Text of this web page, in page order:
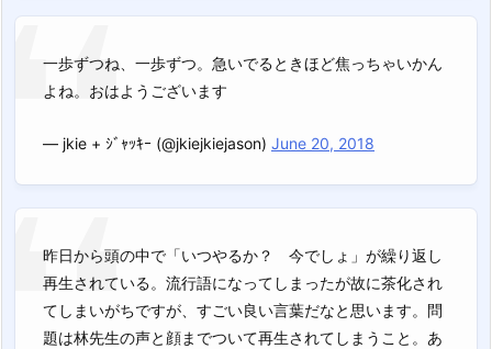
一歩ずつね、一歩ずつ。急いでるときほど焦っちゃいかん
よね。おはようございます
— jkie + ｼﾞｬｯｷｰ (@jkiejkiejason) June 20, 2018
昨日から頭の中で「いつやるか？ 今でしょ」が繰り返し
再生されている。流行語になってしまったが故に茶化され
てしまいがちですが、すごい良い言葉だなと思います。問
題は林先生の声と顔までついて再生されてしまうこと。あ